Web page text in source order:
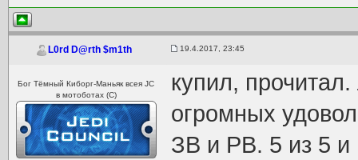
L0rd D@rth $m1th 19.4.2017, 23:45
Бог Тёмный Киборг-Маньяк всея JC
в мотоботах (С)
купил,
огромных
ЗВ и РВ. 5 из 5 и